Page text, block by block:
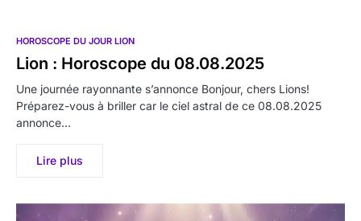
HOROSCOPE DU JOUR LION
Lion : Horoscope du 08.08.2025
Une journée rayonnante s’annonce Bonjour, chers Lions!
Préparez-vous à briller car le ciel astral de ce 08.08.2025
annonce…
Lire plus